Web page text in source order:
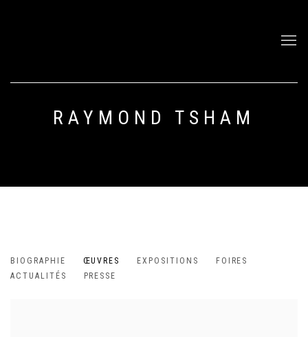
RAYMOND TSHAM
RAYMOND TSHAM RÉPUBLIQUE DÉMOCRATIQUE DU
BIOGRAPHIE ŒUVRES EXPOSITIONS
FOIRES
ACTUALITÉS
PRESSE